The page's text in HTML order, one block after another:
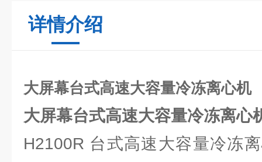
详情介绍
大屏幕台式高速大容量冷冻离心机
大屏幕台式高速大容量冷冻离心
H2100R 台式高速大容量冷冻